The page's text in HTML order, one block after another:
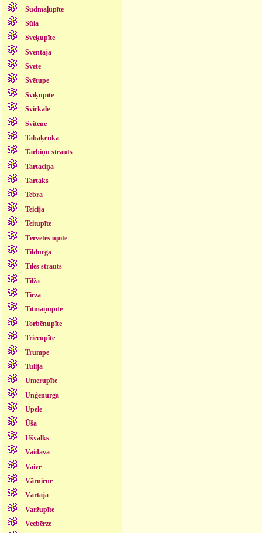
Sudmaļupīte
Sūla
Sveķupīte
Sventāja
Svēte
Svētupe
Svīķupīte
Svirkale
Svitene
Tabaķenka
Tarbiņu strauts
Tartaciņa
Tartaks
Tebra
Teicija
Teitupīte
Tērvetes upīte
Tildurga
Tīles strauts
Tilža
Tirza
Tītmaņupīte
Torbēnupīte
Triecupīte
Trumpe
Tulija
Umerupīte
Unģenurga
Upele
Ūša
Ušvalks
Vaidava
Vaive
Vārniene
Vārtāja
Varžupīte
Vecbērze